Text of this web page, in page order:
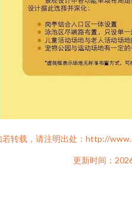
若转载，请注明出处：http://
更新时间：